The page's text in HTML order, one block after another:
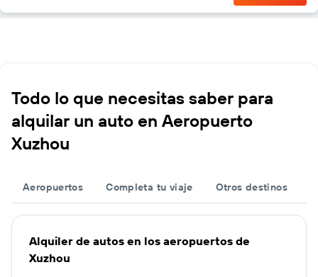
Todo lo que necesitas saber para
alquilar un auto en Aeropuerto
Xuzhou
Aeropuertos Completa tu viaje Otros destinos
Alquiler de autos en los aeropuertos de
Xuzhou